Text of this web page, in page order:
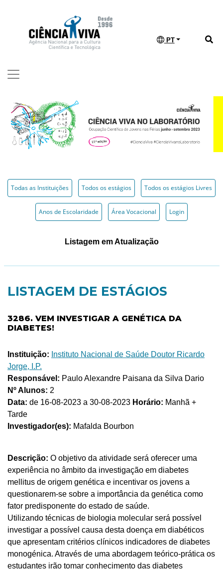
PT
Todas as Instituições Todos os estágios Todos os estágios Livres
Anos de Escolaridade Área Vocacional Login
Listagem em Atualização
LISTAGEM DE ESTÁGIOS
3286. VEM INVESTIGAR A GENÉTICA DA
DIABETES!
Instituição: Instituto Nacional de Saúde Doutor Ricardo
Jorge, I.P.
Responsável: Paulo Alexandre Paisana da Silva Dario
Nº Alunos: 2
Data: de 16-08-2023 a 30-08-2023 Horário: Manhã +
Tarde
Investigador(es): Mafalda Bourbon
Descrição: O objetivo da atividade será oferecer uma
experiência no âmbito da investigação em diabetes
mellitus de origem genética e incentivar os jovens a
questionarem-se sobre a importância da genética como
fator predisponente do estado de saúde.
Utilizando técnicas de biologia molecular será possível
investigar a possível causa desta doença em diabéticos
que apresentam critérios clínicos indicadores de diabetes
monogénica. Através de uma abordagem teórico-prática os
estudantes irão tomar conhecimento das diabetes